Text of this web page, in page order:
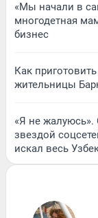
«Мы начали в
многодетная
бизнес
Как
жительницы
«Я не жалуюсь».
звездой
искал весь